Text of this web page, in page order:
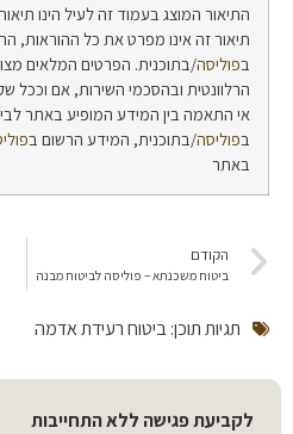
התיאור המוצג בעמוד זה לעיל הינו
תיאור זה אינו מפרט את כל ההוראות,
בפוליסה/בתוכנית. הפרטים המלאים
הרלוונטית ובהסכמי השירות, אם וככל
אי התאמה בין המידע המופיע באתר
בפוליסה/בתוכנית, המידע הרשום ב
באתר
הקודם
ביטוח משכנתא – פוליסה לביטוח מבנה
תגיות תוכן:ביטוח רעידת אדמה
לקביעת פגישה ללא התחייבות